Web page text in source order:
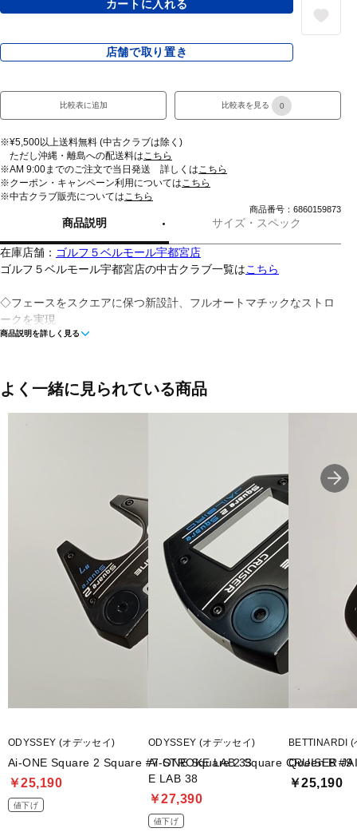
カートに入れる
店舗で取り置き
比較表に追加 比較表を見る 0
※¥5,500以上送料無料 (中古クラブは除く)
ただし沖縄・離島への配送料はこちら
※AM 9:00までのご注文で当日発送 詳しくはこちら
※クーポン・キャンペーン利用についてはこちら
※中古クラブ販売についてはこちら
商品番号：6860159873
商品説明 サイズ・スペック
在庫店舗： ゴルフ５ベルモール宇都宮店
ゴルフ５ベルモール宇都宮店の中古クラブ一覧はこちら
◇フェースをスクエアに保つ新設計、フルオートマチックなストロ
ークを実現
れを抑えてフェースをスクエアのまま真っすぐ引いて真っすぐ打て
■ヘッド素材・製法(フェース)：Ai-ONE・インサート
■ヘッド素材・製法(ボディ)：ステンレススチール/アルミニウムソー
ルプレート/ポリカーボネート
商品説明を詳しく見る
よく一緒に見られている商品
ODYSSEY (オデッセイ)
Ai-ONE Square 2 Square #7 STROKE LAB 33
￥25,190
値下げ
ODYSSEY (オデッセイ)
Ai-ONE Square 2 Square CRUISER
E LAB 38
￥27,390
値下げ
BETTINARDI
Queen B #9
￥25,190